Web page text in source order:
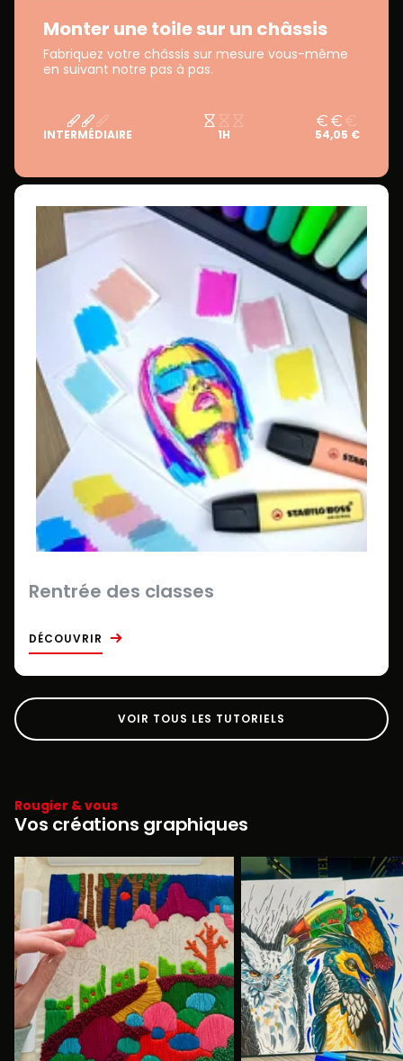
Monter une toile sur un châssis
Fabriquez votre châssis sur mesure vous-même
en suivant notre pas à pas.
INTERMÉDIAIRE 1H 54,05 €
Rentrée des classes
DÉCOUVRIR
VOIR TOUS LES TUTORIELS
Rougier & vous
Vos créations graphiques